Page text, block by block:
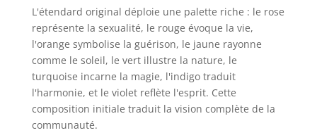
L'étendard original déploie une palette riche : le rose
représente la sexualité, le rouge évoque la vie,
l'orange symbolise la guérison, le jaune rayonne
comme le soleil, le vert illustre la nature, le
turquoise incarne la magie, l'indigo traduit
l'harmonie, et le violet reflète l'esprit. Cette
composition initiale traduit la vision complète de la
communauté.